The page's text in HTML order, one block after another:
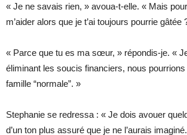
« Je ne savais rien, » avoua-t-elle. « Mais
m’aider alors que je t’ai toujours pourrie gâtée
« Parce que tu es ma sœur, » répondis-je. «
éliminant les soucis financiers, nous
famille “normale”. »
Stephanie se redressa : « Je dois avouer
d’un ton plus assuré que je ne l’aurais